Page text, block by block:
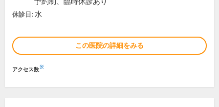
休診日: 水
この医院の詳細をみる
アクセス数※